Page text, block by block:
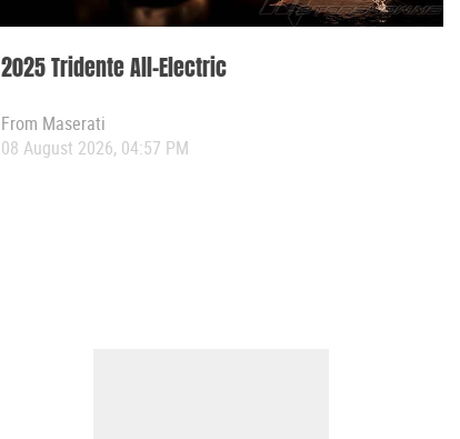
2025 Tridente All-Electric
From Maserati
08 August 2026, 04:57 PM